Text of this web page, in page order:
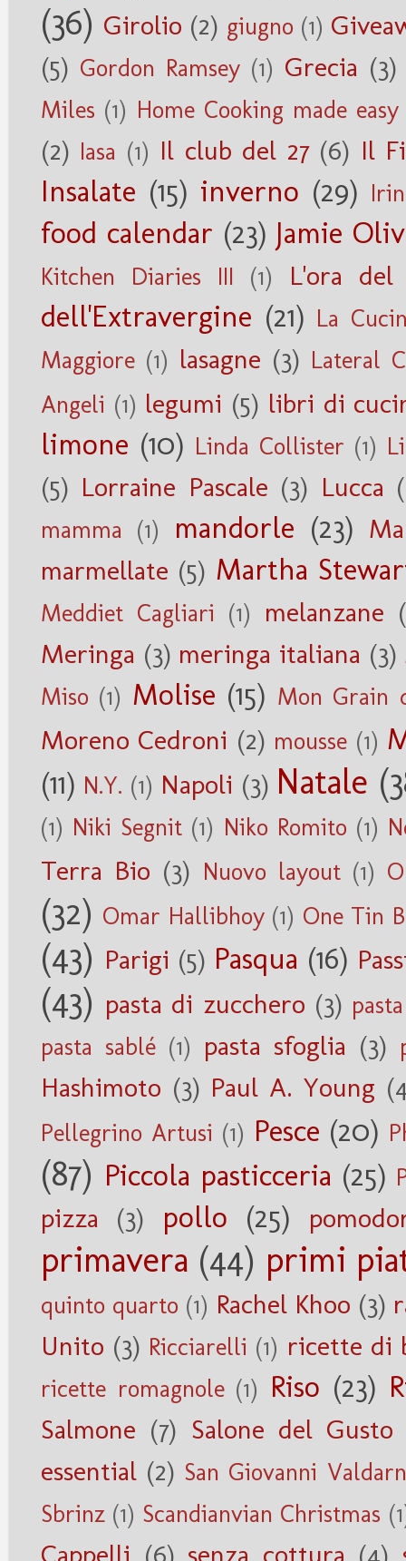
(36) Girolio (2) giugno (1)
(5) Gordon Ramsey (1) Grecia (3)
Miles (1) Home Cooking made easy
(2) Iasa (1) Il club del 27 (6) Il
Insalate (15) inverno (29)
food calendar (23) Jamie
Kitchen Diaries III (1) L'ora
dell'Extravergine (21) La
Maggiore (1) lasagne (3) Lateral
Angeli (1) legumi (5) libri di
limone (10) Linda Collister (1)
(5) Lorraine Pascale (3) Lucca
mamma (1) mandorle (23)
marmellate (5) Martha
Meddiet Cagliari (1) melanzane
Meringa (3) meringa italiana (3)
Miso (1) Molise (15) Mon Grain
Moreno Cedroni (2) mousse (1)
(11) N.Y. (1) Napoli (3) Natale
(1) Niki Segnit (1) Niko Romito (1)
Terra Bio (3) Nuovo layout (1)
(32) Omar Hallibhoy (1) One Tin
(43) Parigi (5) Pasqua (16)
(43) pasta di zucchero (3)
pasta sablé (1) pasta sfoglia (3)
Hashimoto (3) Paul A. Young
Pellegrino Artusi (1) Pesce (20)
(87) Piccola pasticceria (25)
pizza (3) pollo (25)
primavera (44) primi
quinto quarto (1) Rachel Khoo (3)
Unito (3) Ricciarelli (1) ricette di
ricette romagnole (1) Riso (23)
Salmone (7) Salone del Gusto
essential (2) San Giovanni
Sbrinz (1) Scandianvian Christmas